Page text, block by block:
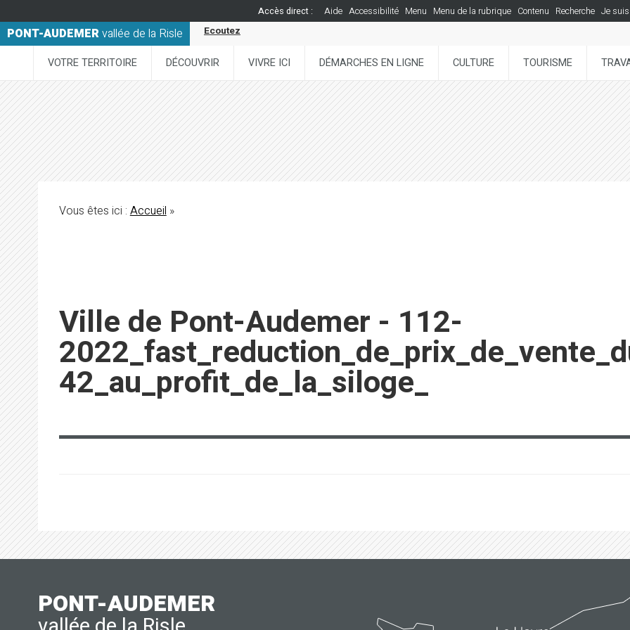
Accès direct : Aide Accessibilité Menu Menu de la rubrique Contenu Recherche Je suis
PONT-AUDEMERvallée de la Risle Ecoutez
VOTRE TERRITOIRE DÉCOUVRIR VIVRE ICI DÉMARCHES EN LIGNE CULTURE TOURISME
Vous êtes ici :Accueil»
Ville de Pont-Audemer - 112-
42_au_profit_de_la_siloge_
PONT-AUDEMER